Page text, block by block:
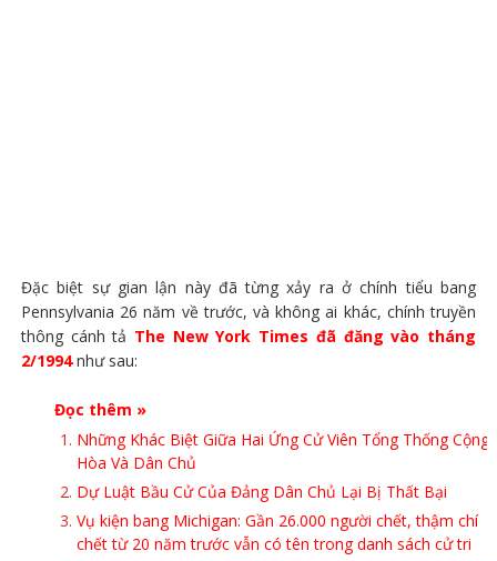
Đặc biệt sự gian lận này đã từng xảy ra ở chính tiểu bang
Pennsylvania 26 năm về trước, và không ai khác, chính truyền
thông cánh tả The New York Times đã đăng vào tháng
2/1994như sau:
Đọc thêm »
Những Khác Biệt Giữa Hai Ứng Cử Viên Tổng Thống Cộng
Hòa Và Dân Chủ
Dự Luật Bầu Cử Của Đảng Dân Chủ Lại Bị Thất Bại
Vụ kiện bang Michigan: Gần 26.000 người chết, thậm chí
chết từ 20 năm trước vẫn có tên trong danh sách cử tri